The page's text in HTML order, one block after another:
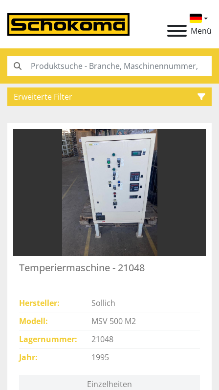
Menü
Erweiterte Filter
Temperiermaschine - 21048
Hersteller
Sollich
Modell
MSV 500 M2
Lagernummer
21048
Jahr
1995
Einzelheiten